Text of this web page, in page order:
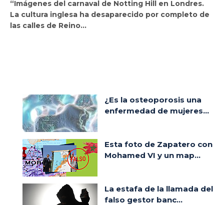
“Imágenes del carnaval de Notting Hill en Londres.
La cultura inglesa ha desaparecido por completo de
las calles de Reino…
¿Es la osteoporosis una
enfermedad de mujeres...
Esta foto de Zapatero con
Mohamed VI y un map...
La estafa de la llamada del
falso gestor banc...